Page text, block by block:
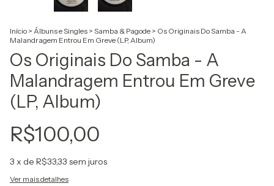
Início > Álbuns e Singles > Samba & Pagode > Os Originais Do Samba - A
Malandragem Entrou Em Greve (LP, Album)
Os Originais Do Samba - A
Malandragem Entrou Em Greve
(LP, Album)
R$100,00
3 x de R$33,33 sem juros
Ver mais detalhes